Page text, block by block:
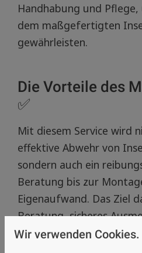
Handhabung und
dem maßgefertigten
gewährleisten.
Die Vorteile des
✅
Mit diesem Service wird
effektive Abwehr von
sondern auch ein
Beratung bis zur
Eigenaufwand. Das Ziel
Beratung, sicheres
schnelle und saubere
Wir verwenden Cookies.